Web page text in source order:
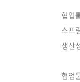
협업
스프
생산
협업